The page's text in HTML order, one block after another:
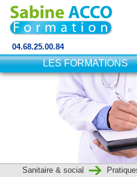
04.68.25.00.84
Sanitaire & social